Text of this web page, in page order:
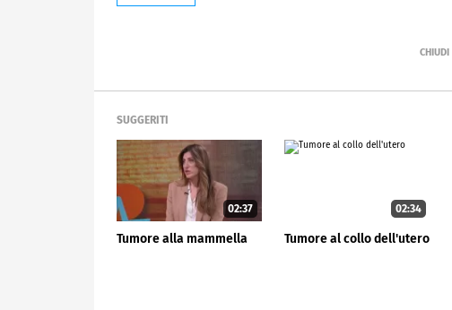
SUGGERITI
02:37
Tumore alla mammella
02:34
Tumore al collo dell'utero